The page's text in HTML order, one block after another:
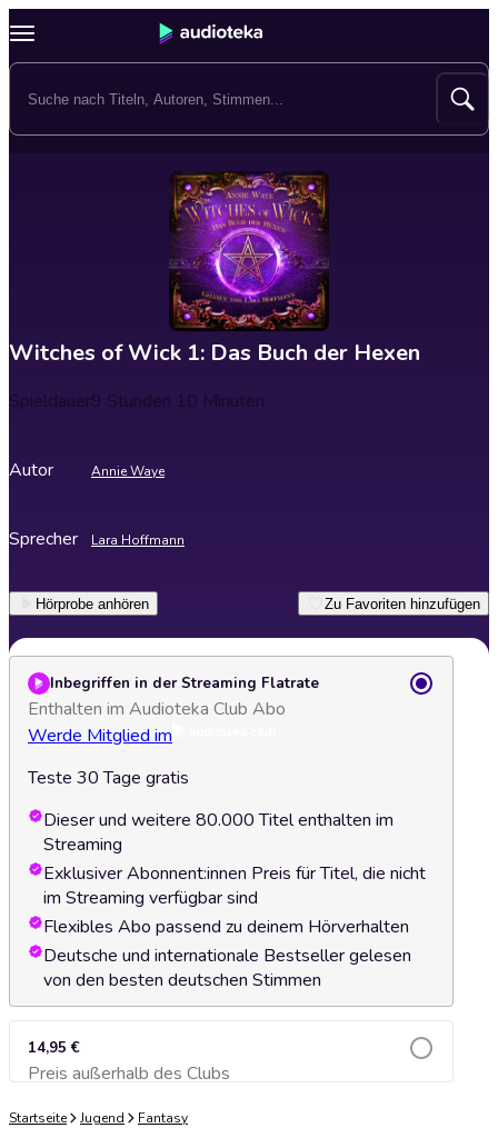
Witches of Wick 1: Das Buch der Hexen
Spieldauer9 Stunden 10 Minuten
Autor Annie Waye
Sprecher Lara Hoffmann
Hörprobe anhören Zu Favoriten hinzufügen
Inbegriffen in der Streaming Flatrate
Enthalten im Audioteka Club Abo
Werde Mitglied im
Teste 30 Tage gratis
Dieser und weitere 80.000 Titel enthalten im
Streaming
Exklusiver Abonnent:innen Preis für Titel, die nicht
im Streaming verfügbar sind
Flexibles Abo passend zu deinem Hörverhalten
Deutsche und internationale Bestseller gelesen
von den besten deutschen Stimmen
14,95 €
Preis außerhalb des ClubsZum Warenkorb hinzufügen
Startseite Jugend Fantasy